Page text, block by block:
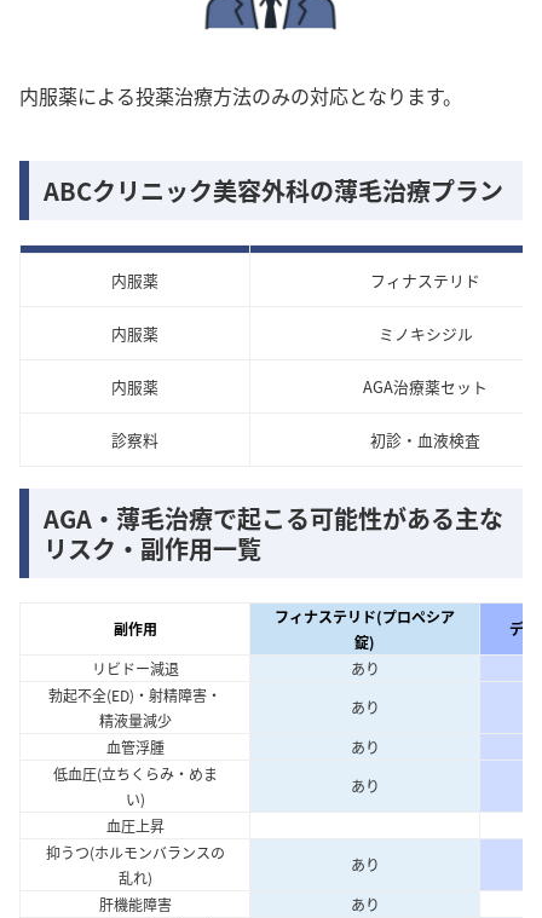
内服薬による投薬治療方法のみの対応となります。
ABCクリニック美容外科の薄毛治療プラン
内服薬 フィナステリド
内服薬 ミノキシジル
内服薬 AGA治療薬セット
診察料 初診・血液検査
AGA・薄毛治療で起こる可能性がある主な
リスク・副作用一覧
副作用
フィナステリド(プロペシア
錠)
デ
リビドー減退
あり
勃起不全(ED)・射精障害・
精液量減少
あり
血管浮腫
あり
低血圧(立ちくらみ・めま
い)
あり
血圧上昇
抑うつ(ホルモンバランスの
乱れ)
あり
肝機能障害
あり